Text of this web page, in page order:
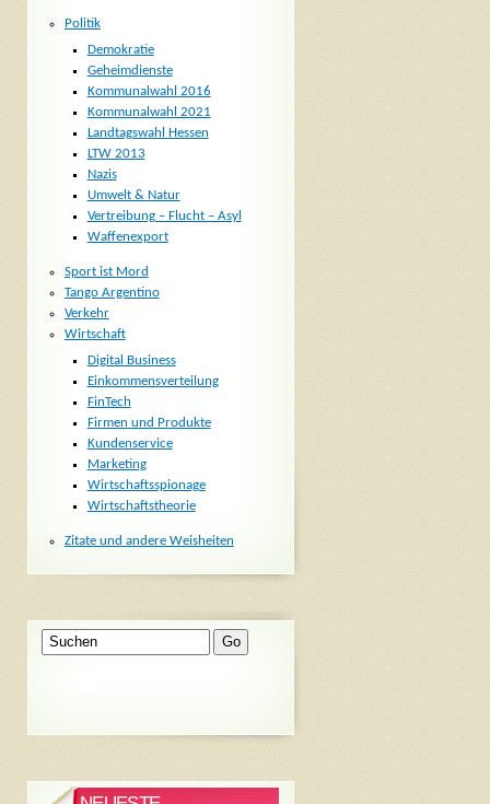
Politik
Demokratie
Geheimdienste
Kommunalwahl 2016
Kommunalwahl 2021
Landtagswahl Hessen
LTW 2013
Nazis
Umwelt & Natur
Vertreibung – Flucht – Asyl
Waffenexport
Sport ist Mord
Tango Argentino
Verkehr
Wirtschaft
Digital Business
Einkommensverteilung
FinTech
Firmen und Produkte
Kundenservice
Marketing
Wirtschaftsspionage
Wirtschaftstheorie
Zitate und andere Weisheiten